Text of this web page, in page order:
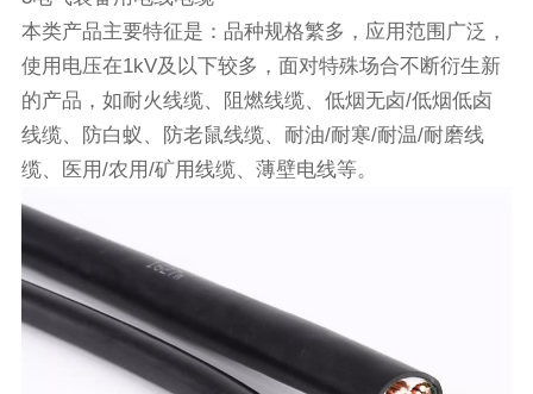
本类产品主要特征是：品种规格繁多，应用范围广泛，
使用电压在1kV及以下较多，面对特殊场合不断衍生新
的产品，如耐火线缆、阻燃线缆、低烟无卤/低烟低卤
线缆、防白蚁、防老鼠线缆、耐油/耐寒/耐温/耐磨线
缆、医用/农用/矿用线缆、薄壁电线等。